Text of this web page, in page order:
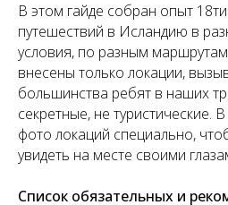
В этом гайде собран опыт
путешествий в Исландию в
условия, по разным
внесены только локации,
большинства ребят в наших
секретные, не туристические.
фото локаций специально,
увидеть на месте своими
Список обязательных и